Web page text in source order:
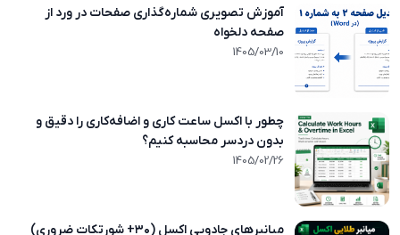
آموزش تصویری شماره‌گذاری صفحات در ورد از
صفحه دلخواه
1405/03/10
1405/03/10
چطور با اکسل ساعت کاری و اضافه‌کاری را دقیق و
بدون دردسر محاسبه کنیم؟
1405/02/26
1405/02/26
میانبرهای جادویی اکسل (۳۰+ شورتکات ضروری)